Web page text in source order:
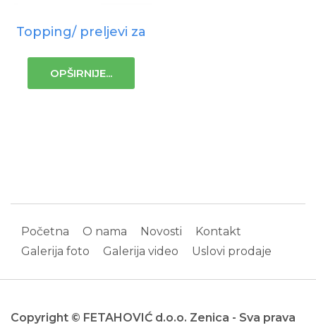
Topping/ preljevi za
OPŠIRNIJE...
Početna O nama Novosti
Kontakt
Galerija foto
Galerija video Uslovi prodaje
Copyright © FETAHOVIĆ d.o.o. Zenica - Sva prava